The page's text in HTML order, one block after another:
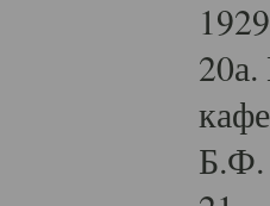
Б.Ф.